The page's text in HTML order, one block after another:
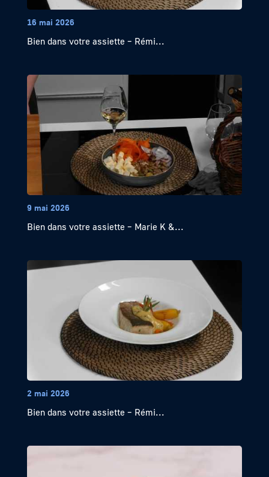
16 mai 2026
Bien dans votre assiette – Rémi...
9 mai 2026
Bien dans votre assiette – Marie K &...
2 mai 2026
Bien dans votre assiette – Rémi...